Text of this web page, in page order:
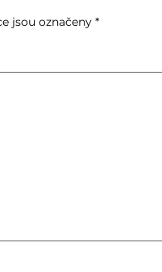
jsou označeny *